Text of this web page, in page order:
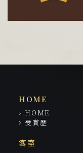
HOME
HOME
受賞歴
客室